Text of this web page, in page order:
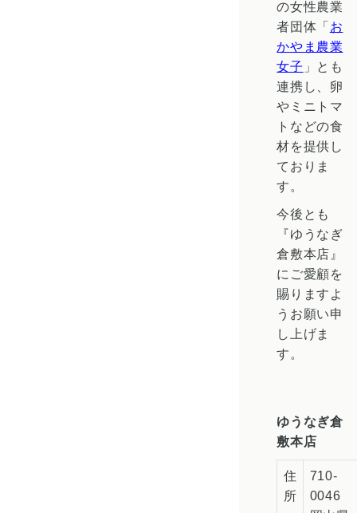
の女性農業
者団体「お
かやま農業
女子 」とも
連携し、卵
やミニトマ
トなどの食
材を提供し
ておりま
す。
今後とも
『ゆうなぎ
倉敷本店』
にご愛顧を
賜りますよ
うお願い申
し上げま
す。
ゆうなぎ倉
敷本店
住
所
710-
0046